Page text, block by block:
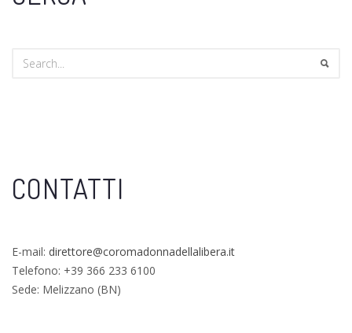
CONTATTI
E-mail: direttore@coromadonnadellalibera.it
Telefono: +39 366 233 6100
Sede: Melizzano (BN)